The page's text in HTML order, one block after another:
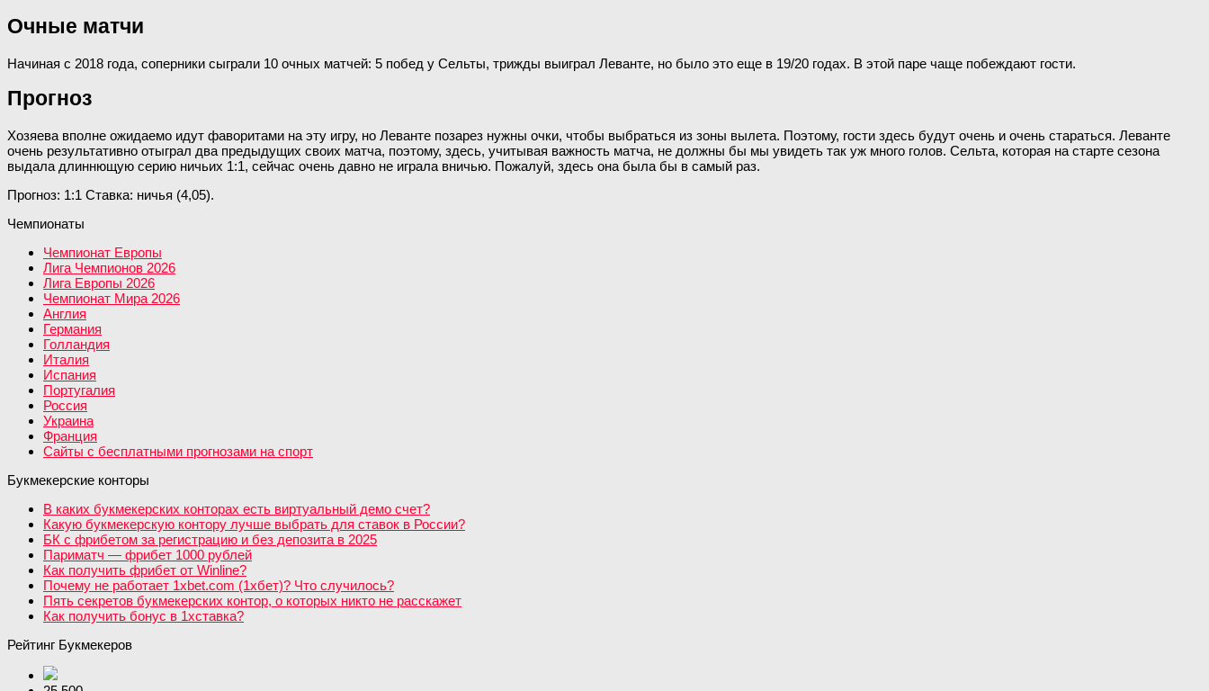
Очные матчи
Начиная с 2018 года, соперники сыграли 10 очных матчей: 5 побед у Сельты, трижды выиграл Леванте, но было это еще в 19/20 годах. В этой паре чаще побеждают гости.
Прогноз
Хозяева вполне ожидаемо идут фаворитами на эту игру, но Леванте позарез нужны очки, чтобы выбраться из зоны вылета. Поэтому, гости здесь будут очень и очень стараться. Леванте
очень результативно отыграл два предыдущих своих матча, поэтому, здесь, учитывая важность матча, не должны бы мы увидеть так уж много голов. Сельта, которая на старте сезона
выдала длиннющую серию ничьих 1:1, сейчас очень давно не играла вничью. Пожалуй, здесь она была бы в самый раз.
Прогноз: 1:1 Ставка: ничья (4,05).
Чемпионаты
Чемпионат Европы
Лига Чемпионов 2026
Лига Европы 2026
Чемпионат Мира 2026
Англия
Германия
Голландия
Италия
Испания
Португалия
Россия
Украина
Франция
Сайты с бесплатными прогнозами на спорт
Букмекерские конторы
В каких букмекерских конторах есть виртуальный демо счет?
Какую букмекерскую контору лучше выбрать для ставок в России?
БК с фрибетом за регистрацию и без депозита в 2025
Париматч — фрибет 1000 рублей
Как получить фрибет от Winline?
Почему не работает 1xbet.com (1хбет)? Что случилось?
Пять секретов букмекерских контор, о которых никто не расскажет
Как получить бонус в 1хставка?
Рейтинг Букмекеров